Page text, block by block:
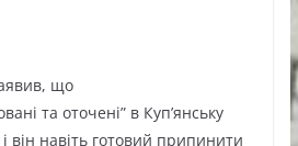
що
та оточені” в Куп’янську
і він навіть готовий припинити